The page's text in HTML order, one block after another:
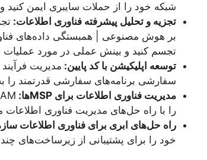
شبکه خود را از حملات سایبری ایمن کنید
تجزیه و تحلیل پیشرفته فناوری اطلاعات:
تجسم کنید و بینش عملی در مورد عملیات
توسعه اپلیکیشن با کد پایین: مدیریت
سفارشی برنامه‌های سفارشی قدرتمند را
مدیریت فناوری اطلاعات برای MSPها:
را با راه حل‌های مدیریت فناوری
راه حل‌های ابری برای فناوری اطلاعات
خود را برای پشتیبانی از زیرساخت‌های